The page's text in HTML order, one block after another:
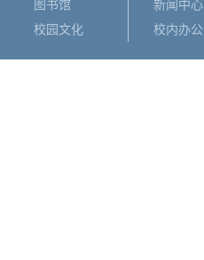
图书馆
校园文化
新闻中心
校内办公